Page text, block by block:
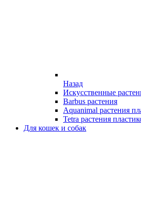
Назад
Искусственные
Barbus растения
Aquanimal растения
Tetra растения
Для кошек и собак